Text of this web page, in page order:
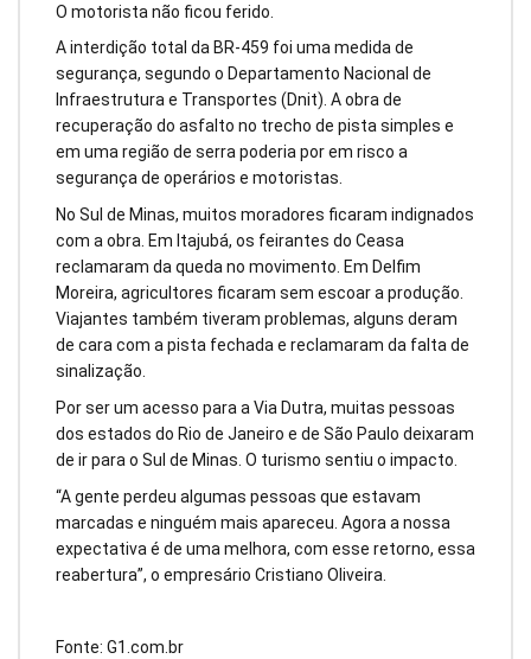
O motorista não ficou ferido.
A interdição total da BR-459 foi uma medida de
segurança, segundo o Departamento Nacional de
Infraestrutura e Transportes (Dnit). A obra de
recuperação do asfalto no trecho de pista simples e
em uma região de serra poderia por em risco a
segurança de operários e motoristas.
No Sul de Minas, muitos moradores ficaram indignados
com a obra. Em Itajubá, os feirantes do Ceasa
reclamaram da queda no movimento. Em Delfim
Moreira, agricultores ficaram sem escoar a produção.
Viajantes também tiveram problemas, alguns deram
de cara com a pista fechada e reclamaram da falta de
sinalização.
Por ser um acesso para a Via Dutra, muitas pessoas
dos estados do Rio de Janeiro e de São Paulo deixaram
de ir para o Sul de Minas. O turismo sentiu o impacto.
“A gente perdeu algumas pessoas que estavam
marcadas e ninguém mais apareceu. Agora a nossa
expectativa é de uma melhora, com esse retorno, essa
reabertura”, o empresário Cristiano Oliveira.
Fonte: G1.com.br